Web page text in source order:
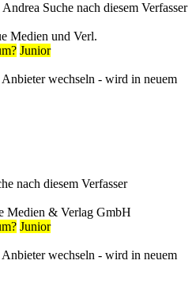
Andrea Suche nach diesem Verfasser
Medien und Verl.
Junior
wechseln - wird in neuem
nach diesem Verfasser
Medien & Verlag GmbH
Junior
wechseln - wird in neuem